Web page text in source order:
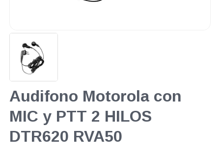
Audifono Motorola con
MIC y PTT 2 HILOS
DTR620 RVA50